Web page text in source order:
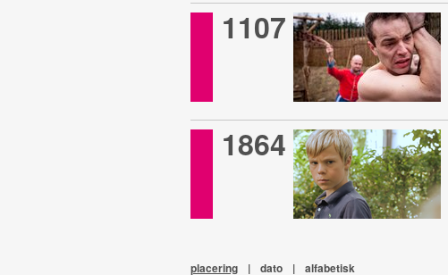
1107
1864
placering | dato | alfabetisk